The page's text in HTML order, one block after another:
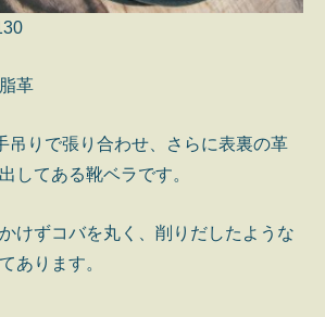
革
りで張り合わせ、さらに表裏の革
してある靴ベラです。
けずコバを丸く、削りだしたような
あります。